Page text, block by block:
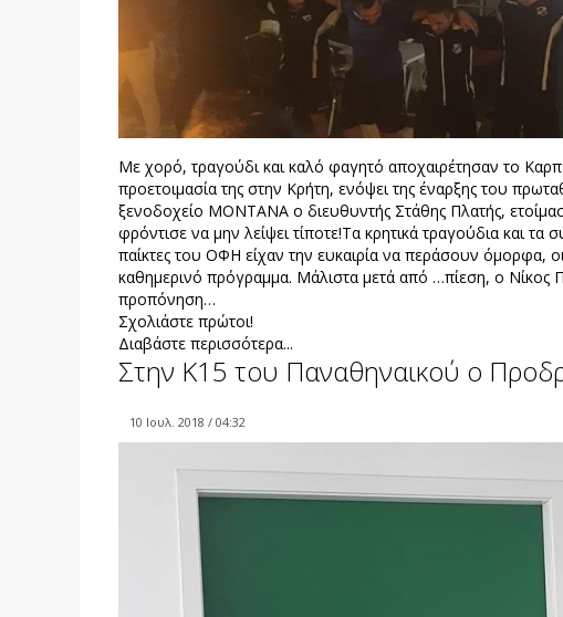
Με χορό, τραγούδι και καλό φαγητό αποχαιρέτησαν το
προετοιμασία της στην Κρήτη, ενόψει της έναρξης του
ξενοδοχείο ΜΟΝΤΑΝΑ ο διευθυντής Στάθης Πλατής,
φρόντισε να μην λείψει τίποτε!Τα κρητικά τραγούδια και
παίκτες του ΟΦΗ είχαν την ευκαιρία να περάσουν όμορφα,
καθημερινό πρόγραμμα. Μάλιστα μετά από …πίεση, ο Νίκος
προπόνηση…
Σχολιάστε πρώτοι!
Διαβάστε περισσότερα...
Στην Κ15 του Παναθηναικού ο
10 Ιουλ. 2018 / 04:32